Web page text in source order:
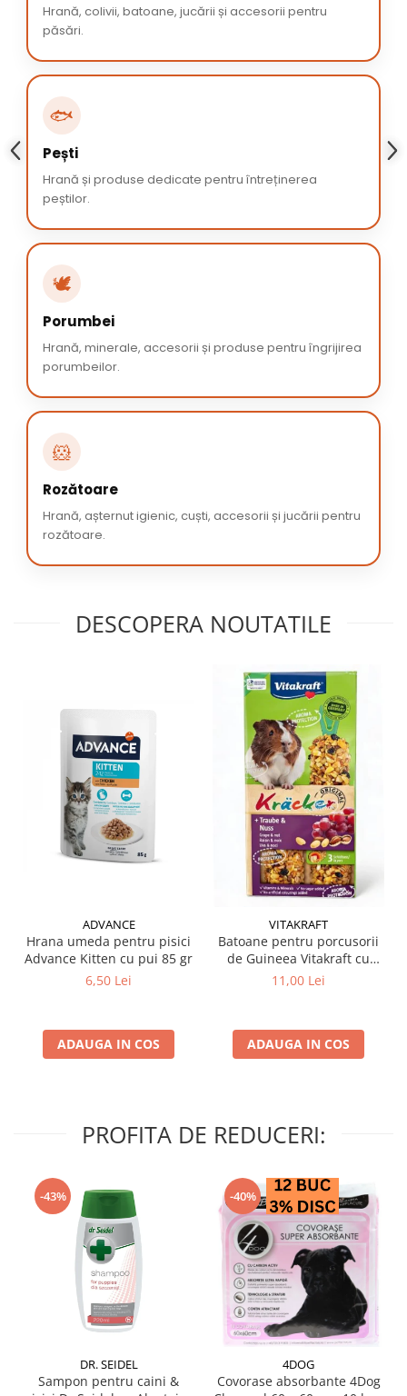
Hrană, colivii, batoane, jucării și accesorii pentru
păsări.
🐟
Pești
Hrană și produse dedicate pentru întreținerea
peștilor.
🕊️
Porumbei
Hrană, minerale, accesorii și produse pentru îngrijirea
porumbeilor.
🐹
Rozătoare
Hrană, așternut igienic, cuști, accesorii și jucării pentru
rozătoare.
DESCOPERA NOUTATILE
ADVANCE
Hrana umeda pentru pisici
Advance Kitten cu pui 85 gr
6,50 Lei
ADAUGA IN COS
VITAKRAFT
Batoane pentru porcusorii
de Guineea Vitakraft cu
struguri & nuci 2 buc
11,00 Lei
ADAUGA IN COS
PROFITA DE REDUCERI:
-43%
DR. SEIDEL
Sampon pentru caini &
-40%
4DOG
Covorase absorbante 4Dog